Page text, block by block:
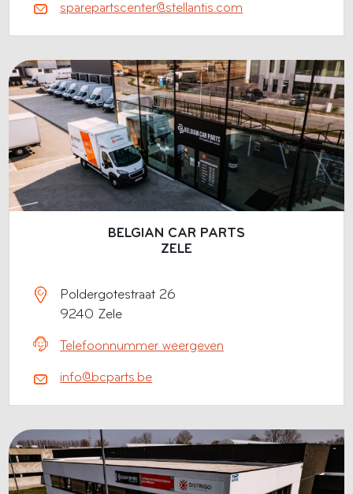
sparepartscenter@stellantis.com
BELGIAN CAR PARTS
ZELE
Poldergotestraat 26
9240 Zele
Telefoonnummer weergeven
info@bcparts.be